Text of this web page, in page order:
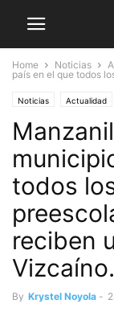
Home Noticias
país en el que todos
Noticias Actualidad
todos
reciben
Vizcaíno.
By Krystel Noyola -